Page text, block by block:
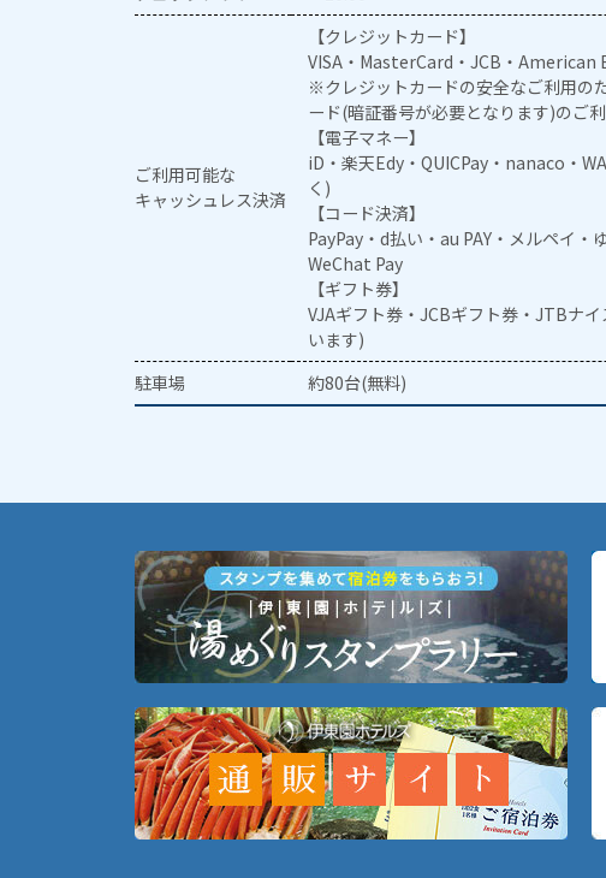
ご利用可能な
キャッシュレス決済
【クレジットカード】
VISA・MasterCard・JCB・American
※クレジットカードの安全なご利用の
ード(暗証番号が必要となります)のご
【電子マネー】
iD・楽天Edy・QUICPay・nanaco・
く)
【コード決済】
PayPay・d払い・au PAY・メルペイ・
WeChat Pay
【ギフト券】
VJAギフト券・JCBギフト券・JTBナ
います)
駐車場
約80台(無料)